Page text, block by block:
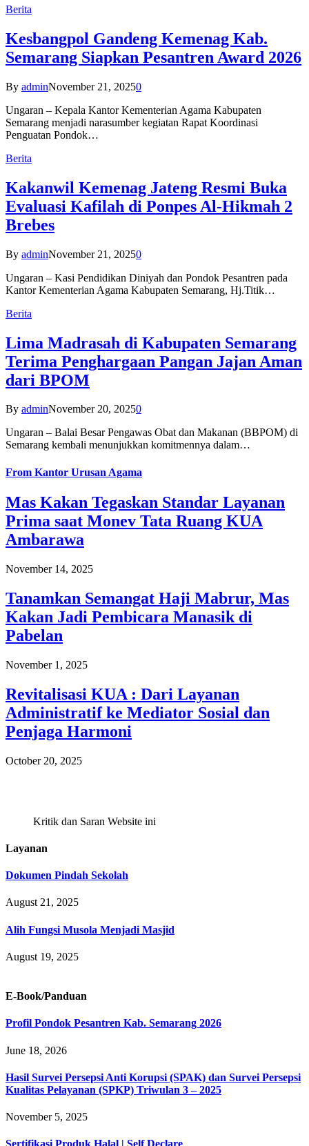
Berita
Kesbangpol Gandeng Kemenag Kab.
Semarang Siapkan Pesantren Award 2026
By adminNovember 21, 20250
Ungaran – Kepala Kantor Kementerian Agama Kabupaten
Semarang menjadi narasumber kegiatan Rapat Koordinasi
Penguatan Pondok…
Berita
Kakanwil Kemenag Jateng Resmi Buka
Evaluasi Kafilah di Ponpes Al-Hikmah 2
Brebes
By adminNovember 21, 20250
Ungaran – Kasi Pendidikan Diniyah dan Pondok Pesantren pada
Kantor Kementerian Agama Kabupaten Semarang, Hj.Titik…
Berita
Lima Madrasah di Kabupaten Semarang
Terima Penghargaan Pangan Jajan Aman
dari BPOM
By adminNovember 20, 20250
Ungaran – Balai Besar Pengawas Obat dan Makanan (BBPOM) di
Semarang kembali menunjukkan komitmennya dalam…
From Kantor Urusan Agama
Mas Kakan Tegaskan Standar Layanan
Prima saat Monev Tata Ruang KUA
Ambarawa
November 14, 2025
Tanamkan Semangat Haji Mabrur, Mas
Kakan Jadi Pembicara Manasik di
Pabelan
November 1, 2025
Revitalisasi KUA : Dari Layanan
Administratif ke Mediator Sosial dan
Penjaga Harmoni
October 20, 2025
Kritik dan Saran Website ini
Layanan
Dokumen Pindah Sekolah
August 21, 2025
Alih Fungsi Musola Menjadi Masjid
August 19, 2025
E-Book/Panduan
Profil Pondok Pesantren Kab. Semarang 2026
June 18, 2026
Hasil Survei Persepsi Anti Korupsi (SPAK) dan Survei Persepsi
Kualitas Pelayanan (SPKP) Triwulan 3 – 2025
November 5, 2025